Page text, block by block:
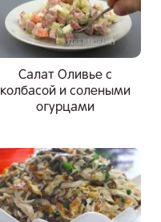
Салат Оливье с
колбасой и солеными
огурцами